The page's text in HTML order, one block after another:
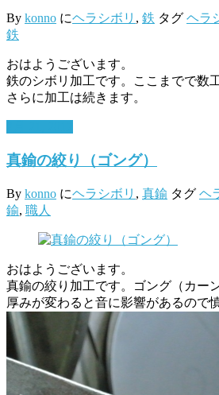
By konno にヘラシボリ , 鉄 タグ ヘラ
鉄
おはようございます。
鉄のシボリ加工です。ここまでで数
さらに加工は続きます。
真鍮の絞り（ゴング）
By konno にヘラシボリ , 真鍮 タグ ヘ
鍮, 職人
おはようございます。
真鍮の絞り加工です。ゴング（カー
厚みが変わると音に影響があるので